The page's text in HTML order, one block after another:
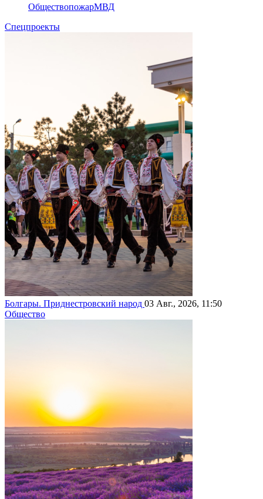
ОбществопожарМВД
Спецпроекты
Болгары. Приднестровский народ 03 Авг., 2026, 11:50
Общество